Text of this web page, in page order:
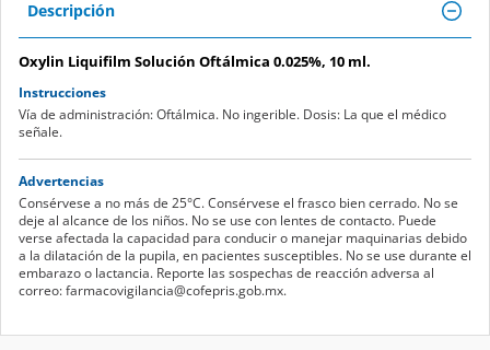
Descripción
Oxylin Liquifilm Solución Oftálmica 0.025%, 10 ml.
Instrucciones
Vía de administración: Oftálmica. No ingerible. Dosis: La que el médico
señale.
Advertencias
Consérvese a no más de 25°C. Consérvese el frasco bien cerrado. No se
deje al alcance de los niños. No se use con lentes de contacto. Puede
verse afectada la capacidad para conducir o manejar maquinarias debido
a la dilatación de la pupila, en pacientes susceptibles. No se use durante el
embarazo o lactancia. Reporte las sospechas de reacción adversa al
correo: farmacovigilancia@cofepris.gob.mx.